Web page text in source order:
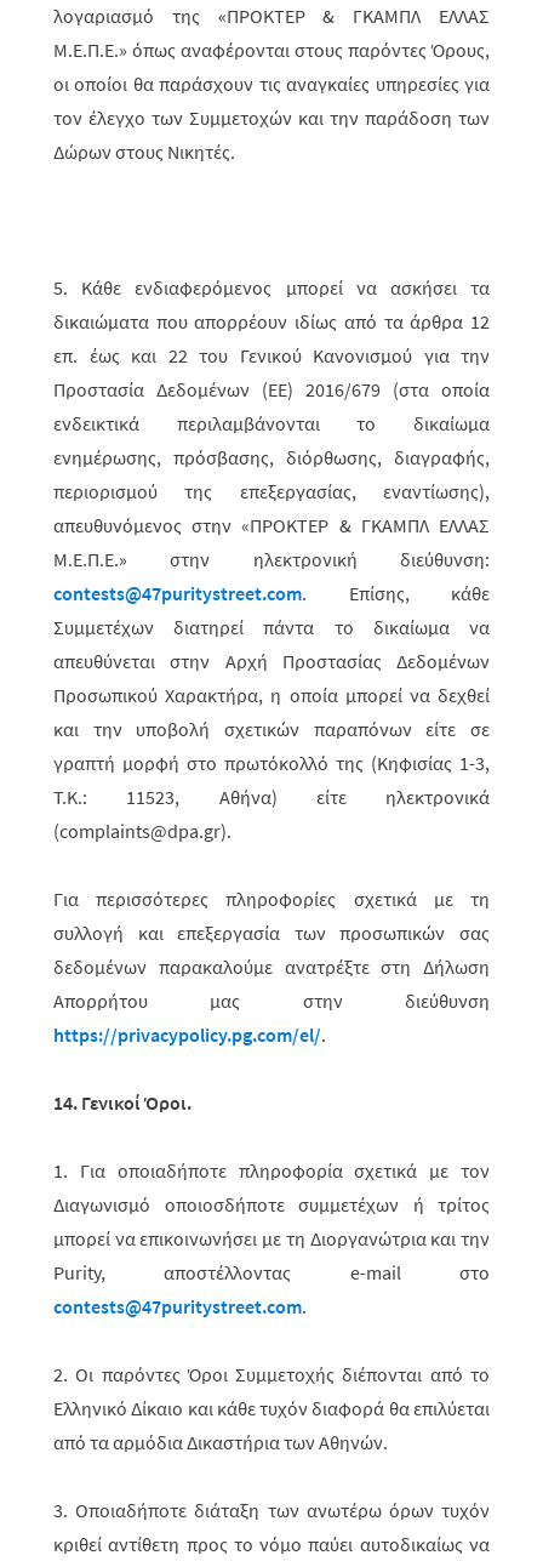
λογαριασμό της «ΠΡΟΚΤΕΡ & ΓΚΑΜΠΛ ΕΛΛΑΣ
M.Ε.Π.Ε.» όπως αναφέρονται στους παρόντες Όρους,
οι οποίοι θα παράσχουν τις αναγκαίες υπηρεσίες για
τον έλεγχο των Συμμετοχών και την παράδοση των
Δώρων στους Νικητές.
5. Κάθε ενδιαφερόμενος μπορεί να ασκήσει τα
δικαιώματα που απορρέουν ιδίως από τα άρθρα 12
επ. έως και 22 του Γενικού Κανονισμού για την
Προστασία Δεδομένων (ΕΕ) 2016/679 (στα οποία
ενδεικτικά περιλαμβάνονται το δικαίωμα
ενημέρωσης, πρόσβασης, διόρθωσης, διαγραφής,
περιορισμού της επεξεργασίας, εναντίωσης),
απευθυνόμενος στην «ΠΡΟΚΤΕΡ & ΓΚΑΜΠΛ ΕΛΛΑΣ
M.Ε.Π.Ε.» στην ηλεκτρονική διεύθυνση:
contests@47puritystreet.com. Επίσης, κάθε
Συμμετέχων διατηρεί πάντα το δικαίωμα να
απευθύνεται στην Αρχή Προστασίας Δεδομένων
Προσωπικού Χαρακτήρα, η οποία μπορεί να δεχθεί
και την υποβολή σχετικών παραπόνων είτε σε
γραπτή μορφή στο πρωτόκολλό της (Κηφισίας 1-3,
Τ.Κ.: 11523, Αθήνα) είτε ηλεκτρονικά
(complaints@dpa.gr).
Για περισσότερες πληροφορίες σχετικά με τη
συλλογή και επεξεργασία των προσωπικών σας
δεδομένων παρακαλούμε ανατρέξτε στη Δήλωση
Απορρήτου μας στην διεύθυνση
https://privacypolicy.pg.com/el/.
14. Γενικοί Όροι.
1. Για οποιαδήποτε πληροφορία σχετικά με τον
Διαγωνισμό οποιοσδήποτε συμ­­με­τέχων ή τρίτος
μπορεί να επικοινωνήσει με τη Διοργανώτρια και την
Purity, αποστέλ­λο­­ντας e-mailστο
contests@47puritystreet.com.
2. Οι παρόντες Όροι Συμμετοχής διέπονται από το
Ελληνικό Δίκαιο και κάθε τυχόν διαφορά θα επιλύεται
από τα αρμόδια Δικαστήρια των Αθηνών.
3. Οποιαδήποτε διάταξη των ανωτέρω όρων τυχόν
κριθεί αντίθετη προς το νόμο παύει αυτοδικαίως να